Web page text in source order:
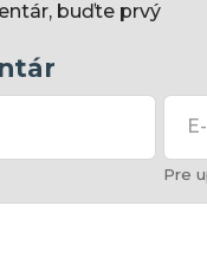
buďte prvý
Pre